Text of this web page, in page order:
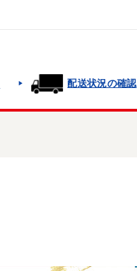
配送状況の確認